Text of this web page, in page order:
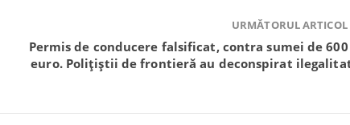
URMĂTORUL ARTICOL
Permis de conducere falsificat, contra sumei de
euro. Polițiștii de frontieră au deconspirat